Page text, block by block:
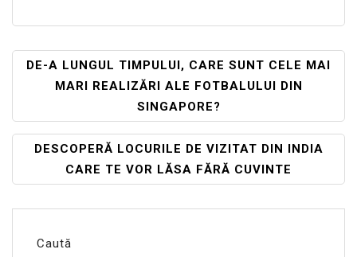
Navigare
Articole
DE-A LUNGUL TIMPULUI, CARE SUNT CELE MAI
MARI REALIZĂRI ALE FOTBALULUI DIN
SINGAPORE?
DESCOPERĂ LOCURILE DE VIZITAT DIN INDIA
CARE TE VOR LĂSA FĂRĂ CUVINTE
Caută